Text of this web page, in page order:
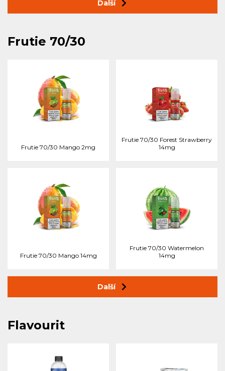
Další
Frutie 70/30
Frutie 70/30 Mango 2mg
Frutie 70/30 Forest Strawberry
14mg
Frutie 70/30 Mango 14mg
Frutie 70/30 Watermelon
14mg
Další
Flavourit